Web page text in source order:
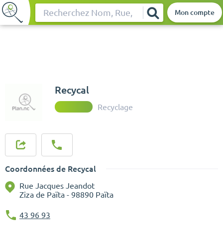
Rechercher Mon compte
Recycal
Recyclage
Coordonnées de Recycal
Rue Jacques Jeandot
Ziza de Païta - 98890 Païta
43 96 93